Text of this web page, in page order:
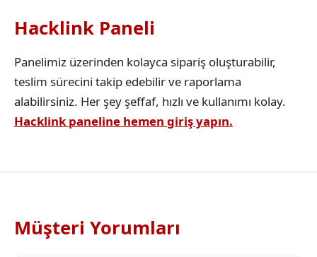
Hacklink Paneli
Panelimiz üzerinden kolayca sipariş oluşturabilir,
teslim sürecini takip edebilir ve raporlama
alabilirsiniz. Her şey şeffaf, hızlı ve kullanımı kolay.
Hacklink paneline hemen giriş yapın.
Müşteri Yorumları